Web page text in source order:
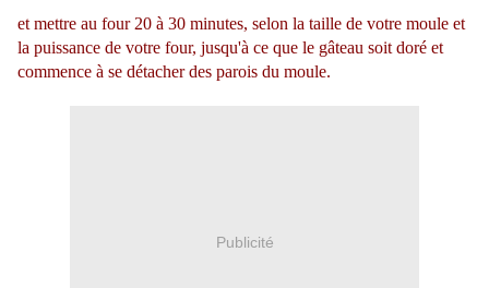
et mettre au four 20 à 30 minutes, selon la taille de votre moule et
la puissance de votre four, jusqu'à ce que le gâteau soit doré et
commence à se détacher des parois du moule.
Publicité